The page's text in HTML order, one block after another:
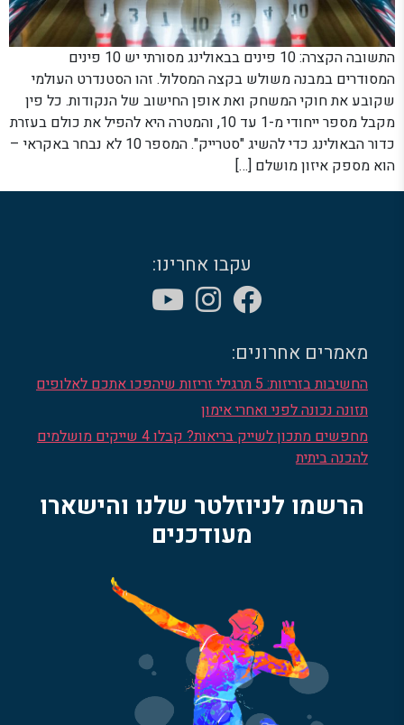
התשובה הקצרה: 10 פינים בבאולינג מסורתי יש 10 פינים
המסודרים במבנה משולש בקצה המסלול. זהו הסטנדרט העולמי
שקובע את חוקי המשחק ואת אופן החישוב של הנקודות. כל פין
מקבל מספר ייחודי מ-1 עד 10, והמטרה היא להפיל את כולם בעזרת
כדור הבאולינג כדי להשיג "סטרייק". המספר 10 לא נבחר באקראי –
הוא מספק איזון מושלם […]
עקבו אחרינו:
מאמרים אחרונים:
החשיבות בזריזות: 5 תרגילי זריזות שיהפכו אתכם לאלופים
תזונה נכונה לפני ואחרי אימון
מחפשים מתכון לשייק בריאות? קבלו 4 שייקים מושלמים
להכנה ביתית
הרשמו לניוזלטר שלנו והישארו
מעודכנים